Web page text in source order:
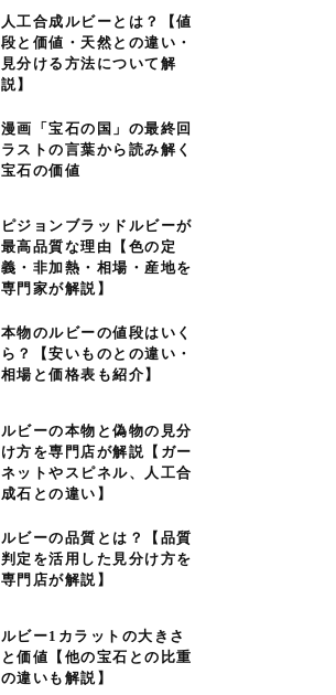
人工合成ルビーとは？【値
段と価値・天然との違い・
見分ける方法について解
説】
漫画「宝石の国」の最終回
ラストの言葉から読み解く
宝石の価値
ピジョンブラッドルビーが
最高品質な理由【色の定
義・非加熱・相場・産地を
専門家が解説】
本物のルビーの値段はいく
ら？【安いものとの違い・
相場と価格表も紹介】
ルビーの本物と偽物の見分
け方を専門店が解説【ガー
ネットやスピネル、人工合
成石との違い】
ルビーの品質とは？【品質
判定を活用した見分け方を
専門店が解説】
ルビー1カラットの大きさ
と価値【他の宝石との比重
の違いも解説】